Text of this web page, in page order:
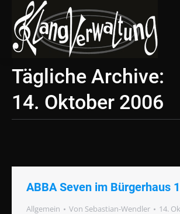
Tägliche Archive:
14. Oktober 2006
ABBA Seven im Bürgerhaus
Allgemein Von Sebastian-Wendler 14.